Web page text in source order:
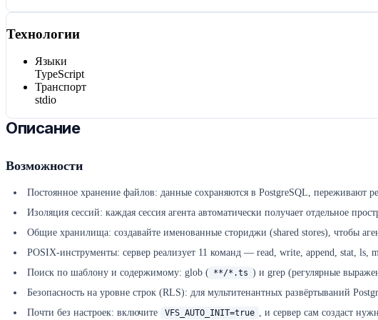
Технологии
Языки
TypeScript
Транспорт
stdio
Описание
Возможности
Постоянное хранение файлов: данные сохраняются в PostgreSQL, переживают
Изоляция сессий: каждая сессия агента автоматически получает отдельное
Общие хранилища: создавайте именованные сториджи (shared stores), чтобы
POSIX-инструменты: сервер реализует 11 команд — read, write, append, stat, ls,
Поиск по шаблону и содержимому: glob ( **/*.ts ) и grep (регулярные
Безопасность на уровне строк (RLS): для мультитенантных развёртываний
Почти без настроек: включите
VFS_AUTO_INIT=true , и сервер сам создаст